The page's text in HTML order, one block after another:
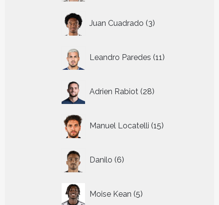
Juan Cuadrado 3
producten
Leandro Paredes 11
producten
Adrien Rabiot 28
producten
Manuel Locatelli 15
producten
Danilo 6
producten
Moise Kean 5
producten